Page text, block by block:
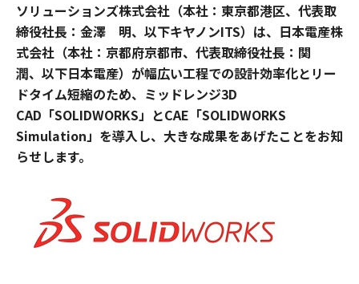
ソリューションズ株式会社（本社：東京都港区、代表取
締役社長：金澤 明、以下キヤノンITS）は、日本電産株
式会社（本社：京都府京都市、代表取締役社長：関
潤、以下日本電産）が幅広い工程での設計効率化とリー
ドタイム短縮のため、ミッドレンジ3D
CAD「SOLIDWORKS」とCAE「SOLIDWORKS
Simulation」を導入し、大きな成果をあげたことをお知
らせします。